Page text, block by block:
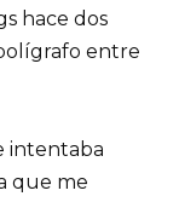
hace dos
entre
intentaba
que me